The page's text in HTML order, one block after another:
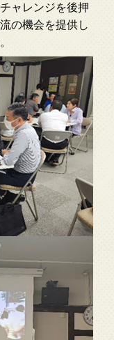
ャレンジを後押
の機会を提供し